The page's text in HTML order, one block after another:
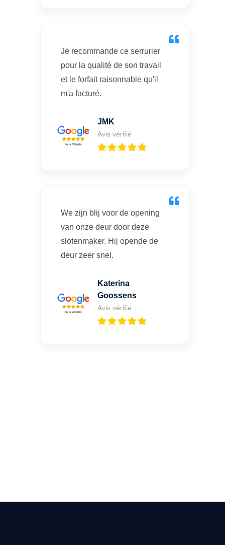
Je recommande ce serrurier
pour la qualité de son travail
et le forfait raisonnable qu'il
m'a facturé.
JMK
Avis vérifié
We zijn blij voor de opening
van onze deur door deze
slotenmaker. Hij opende de
deur zeer snel.
Katerina
Goossens
Avis vérifié